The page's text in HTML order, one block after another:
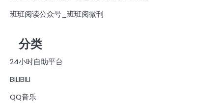
班班阅读公众号_班班阅微刊
分类
24小时自助平台
BILIBILI
QQ音乐